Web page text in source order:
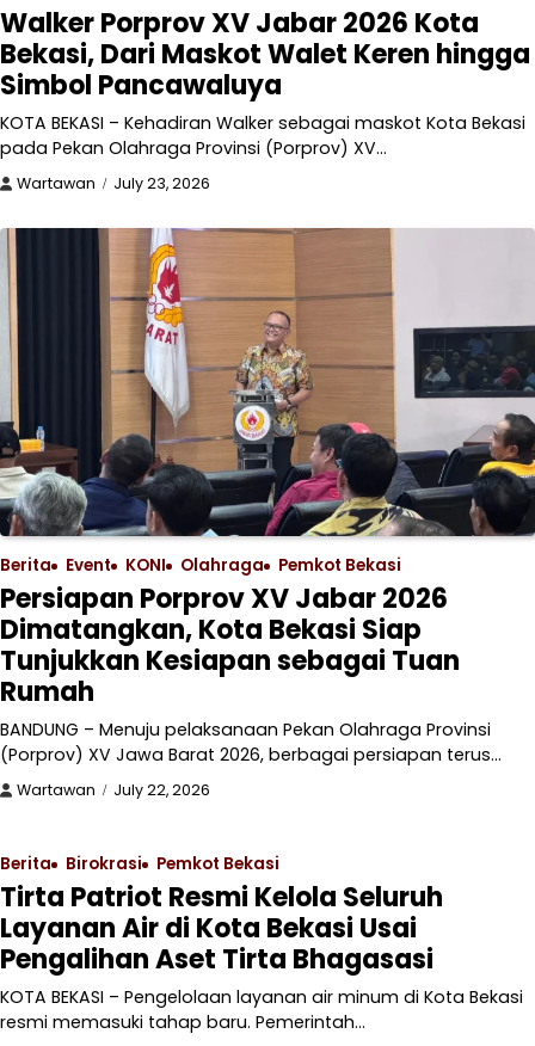
Walker Porprov XV Jabar 2026 Kota
Bekasi, Dari Maskot Walet Keren hingga
Simbol Pancawaluya
KOTA BEKASI – Kehadiran Walker sebagai maskot Kota Bekasi
pada Pekan Olahraga Provinsi (Porprov) XV…
Wartawan July 23, 2026
Berita Event KONI Olahraga Pemkot Bekasi
Persiapan Porprov XV Jabar 2026
Dimatangkan, Kota Bekasi Siap
Tunjukkan Kesiapan sebagai Tuan
Rumah
BANDUNG – Menuju pelaksanaan Pekan Olahraga Provinsi
(Porprov) XV Jawa Barat 2026, berbagai persiapan terus…
Wartawan July 22, 2026
Berita Birokrasi Pemkot Bekasi
Tirta Patriot Resmi Kelola Seluruh
Layanan Air di Kota Bekasi Usai
Pengalihan Aset Tirta Bhagasasi
KOTA BEKASI – Pengelolaan layanan air minum di Kota Bekasi
resmi memasuki tahap baru. Pemerintah…